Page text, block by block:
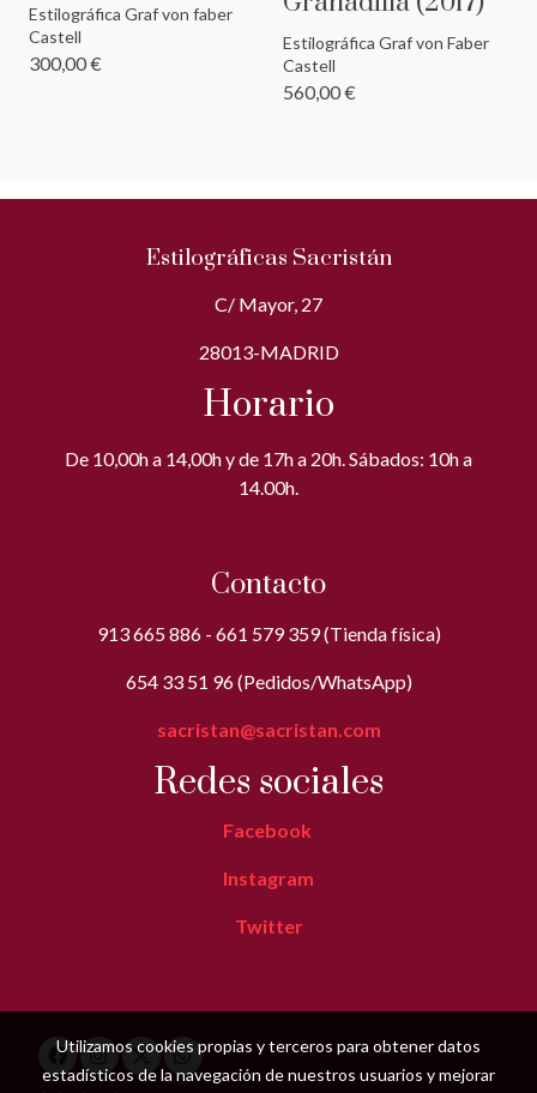
Estilográfica Graf von faber
Castell
300,00 €
Estilográfica Graf von Faber
Castell
560,00 €
Estilográficas Sacristán
C/ Mayor, 27
28013-MADRID
Horario
De 10,00h a 14,00h y de 17h a 20h. Sábados: 10h a
14.00h.
Contacto
913 665 886 - 661 579 359 (Tienda física)
654 33 51 96 (Pedidos/WhatsApp)
sacristan@sacristan.com
Redes sociales
Facebook
Instagram
Twitter
Utilizamos cookies propias y terceros para obtener datos
estadísticos de la navegación de nuestros usuarios y mejorar